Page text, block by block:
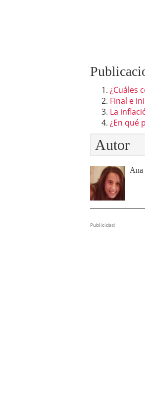
¿Cuáles
Final e
La
¿En qué
Autor
Ana
Publicidad